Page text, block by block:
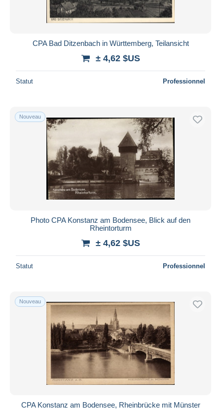
CPA Bad Ditzenbach in Württemberg, Teilansicht
± 4,62 $US
Statut Professionnel
Nouveau
Photo CPA Konstanz am Bodensee, Blick auf den
Rheintorturm
± 4,62 $US
Statut Professionnel
Nouveau
CPA Konstanz am Bodensee, Rheinbrücke mit Münster